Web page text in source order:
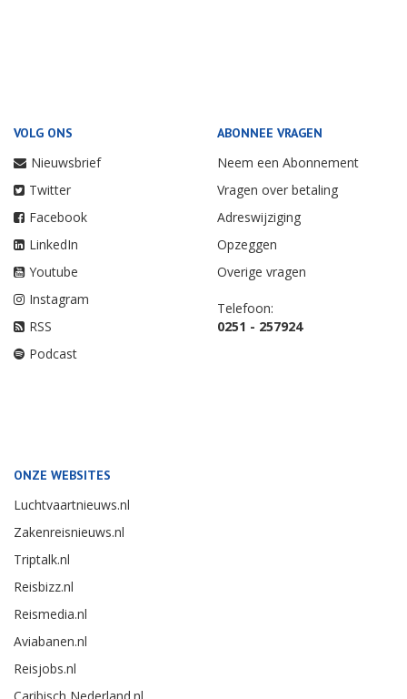
VOLG ONS
Nieuwsbrief
Twitter
Facebook
LinkedIn
Youtube
Instagram
RSS
Podcast
ABONNEE VRAGEN
Neem een Abonnement
Vragen over betaling
Adreswijziging
Opzeggen
Overige vragen
Telefoon:
0251 - 257924
ONZE WEBSITES
Luchtvaartnieuws.nl
Zakenreisnieuws.nl
Triptalk.nl
Reisbizz.nl
Reismedia.nl
Aviabanen.nl
Reisjobs.nl